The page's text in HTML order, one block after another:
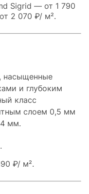
Sigrid — от 1 790
2 070 ₽/ м².
насыщенные
и глубоким
класс
слоем 0,5 мм
мм.
₽/ м².